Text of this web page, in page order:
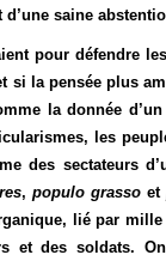
saine
pour défendre
si la pensée plus
la donnée
les
des sectateurs
, populo grassoet
lié par
et des soldats.